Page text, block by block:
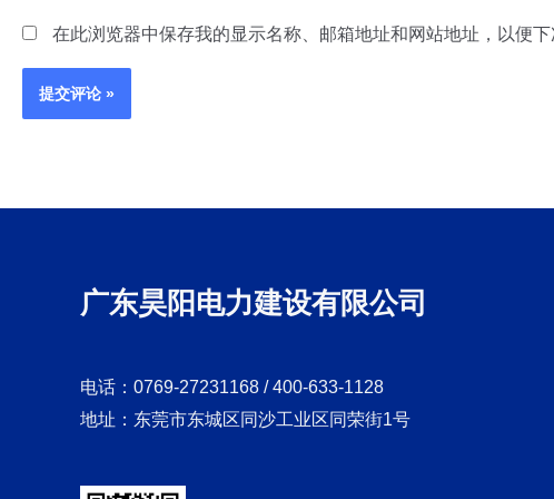
在此浏览器中保存我的显示名称、邮箱地址和网站地址，以便下
广东昊阳电力建设有限公司
电话：0769-27231168 / 400-633-1128
地址：东莞市东城区同沙工业区同荣街1号